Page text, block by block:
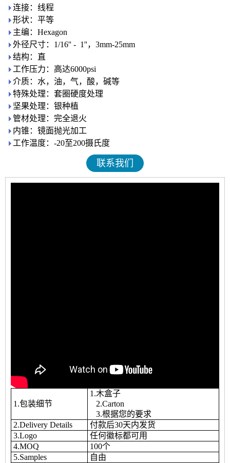
连接：线程
形状：平等
主编：Hexagon
外径尺寸：1/16'' - 1''，3mm-25mm
结构：直
工作压力：高达6000psi
介质：水，油，气，酸，碱等
特殊处理：套圈硬度处理
坚果处理：银种植
管材处理：完全退火
内锥：镜面抛光加工
工作温度：-20至200摄氏度
联系我们
1.包装细节
1.木盒子
2.Carton
3.根据您的要求
2.Delivery Details
付款后30天内发货
3.Logo
任何徽标都可用
4.MOQ
100个
5.Samples
自由